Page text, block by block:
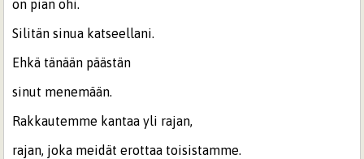
on pian ohi.
Silitän sinua katseellani.
Ehkä tänään päästän
sinut menemään.
Rakkautemme kantaa yli rajan,
rajan, joka meidät erottaa toisistamme.